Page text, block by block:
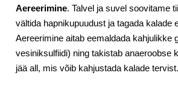
Aereerimine. Talvel ja suvel soovitame
vältida hapnikupuudust ja tagada kalade
Aereerimine aitab eemaldada kahjulikke
vesiniksulfiidi) ning takistab anaeroobse
jää all, mis võib kahjustada kalade tervist.